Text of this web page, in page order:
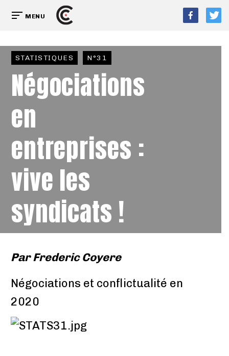
MENU
STATISTIQUES N°31
Négociations
en
entreprises :
vive les
syndicats !
ParFrederic Coyere
Négociations et conflictualité en
2020